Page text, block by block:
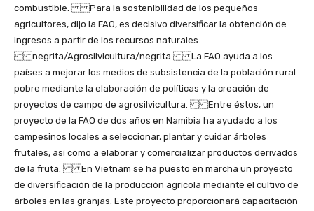
combustible. Para la sostenibilidad de los pequeños
agricultores, dijo la FAO, es decisivo diversificar la obtención de
ingresos a partir de los recursos naturales.
negrita/Agrosilvicultura/negrita La FAO ayuda a los
países a mejorar los medios de subsistencia de la población rural
pobre mediante la elaboración de políticas y la creación de
proyectos de campo de agrosilvicultura. Entre éstos, un
proyecto de la FAO de dos años en Namibia ha ayudado a los
campesinos locales a seleccionar, plantar y cuidar árboles
frutales, así como a elaborar y comercializar productos derivados
de la fruta. En Vietnam se ha puesto en marcha un proyecto
de diversificación de la producción agrícola mediante el cultivo de
árboles en las granjas. Este proyecto proporcionará capacitación